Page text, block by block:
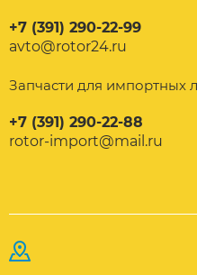
+7 (391) 290-22-99
avto@rotor24.ru
Запчасти для импортных
+7 (391) 290-22-88
rotor-import@mail.ru